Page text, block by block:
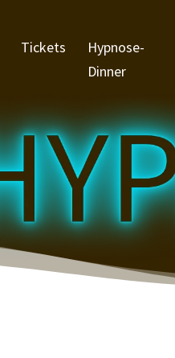
Tickets
Hypnose-
Dinner